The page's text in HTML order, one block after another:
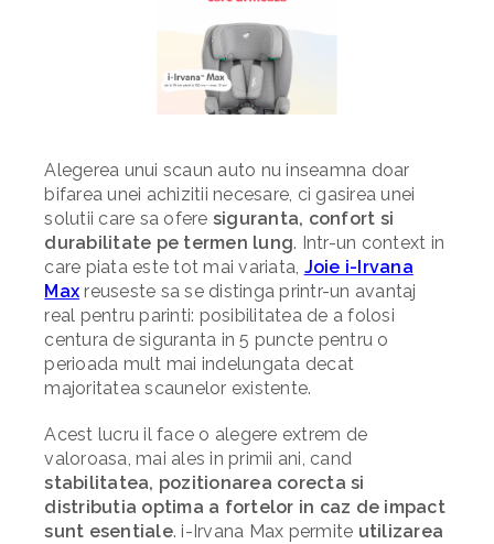
Alegerea unui scaun auto nu inseamna doar
bifarea unei achizitii necesare, ci gasirea unei
solutii care sa ofere siguranta, confort si
durabilitate pe termen lung. Intr-un context in
care piata este tot mai variata, Joie i-Irvana
Max reuseste sa se distinga printr-un avantaj
real pentru parinti: posibilitatea de a folosi
centura de siguranta in 5 puncte pentru o
perioada mult mai indelungata decat
majoritatea scaunelor existente.
Acest lucru il face o alegere extrem de
valoroasa, mai ales in primii ani, cand
stabilitatea, pozitionarea corecta si
distributia optima a fortelor in caz de impact
sunt esentiale. i-Irvana Max permite utilizarea